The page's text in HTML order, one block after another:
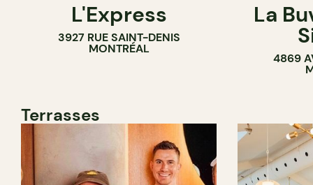
L'Express
3927 RUE SAINT-DENIS
MONTRÉAL
BAR À VIN
La
4869
Terrasses